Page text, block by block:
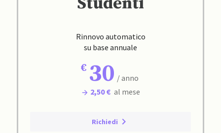
Rinnovo automatico
su base annuale
30 / anno
2,50 € al mese
Richiedi